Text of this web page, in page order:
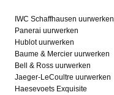
IWC Schaffhausen uurwerken
Panerai uurwerken
Hublot uurwerken
Baume & Mercier uurwerken
Bell & Ross uurwerken
Jaeger-LeCoultre uurwerken
Haesevoets Exquisite